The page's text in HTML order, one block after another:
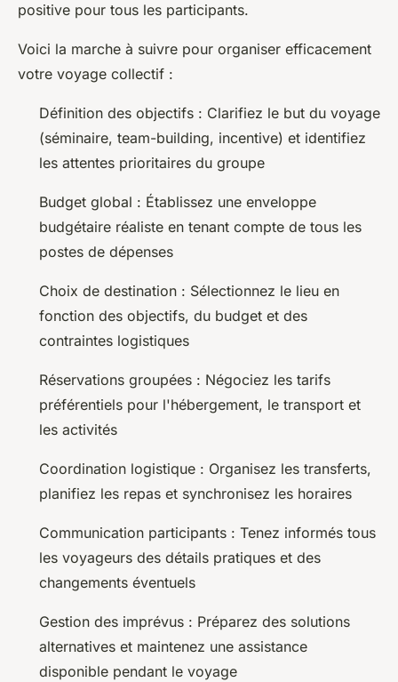
positive pour tous les participants.
Voici la marche à suivre pour organiser efficacement
votre voyage collectif :
Définition des objectifs : Clarifiez le but du voyage
(séminaire, team-building, incentive) et identifiez
les attentes prioritaires du groupe
Budget global : Établissez une enveloppe
budgétaire réaliste en tenant compte de tous les
postes de dépenses
Choix de destination : Sélectionnez le lieu en
fonction des objectifs, du budget et des
contraintes logistiques
Réservations groupées : Négociez les tarifs
préférentiels pour l'hébergement, le transport et
les activités
Coordination logistique : Organisez les transferts,
planifiez les repas et synchronisez les horaires
Communication participants : Tenez informés tous
les voyageurs des détails pratiques et des
changements éventuels
Gestion des imprévus : Préparez des solutions
alternatives et maintenez une assistance
disponible pendant le voyage